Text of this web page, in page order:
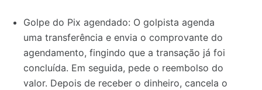
Golpe do Pix agendado: O golpista agenda
uma transferência e envia o comprovante do
agendamento, fingindo que a transação já foi
concluída. Em seguida, pede o reembolso do
valor. Depois de receber o dinheiro, cancela o